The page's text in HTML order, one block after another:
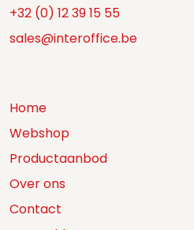
+32 (0) 12 39 15 55
sales@interoffice.be
Home
Webshop
Productaanbod
Over ons
Contact